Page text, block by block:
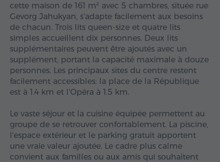
cette maison de 161 m² avec 5 chambres, située rue
Gevorg Jahukyan, s'adapte facilement aux besoins
de chacun. Trois lits queen-size et quatre lits
simples accueillent dix personnes. Deux lits
supplémentaires peuvent être ajoutés avec un
supplément, portant la capacité maximale à douze
personnes. Les principaux sites du centre restent
facilement accessibles: la place de la République
est à 1.4 km et l'Opéra à 1.5 km.
Le vaste séjour et la cuisine équipée permettent au
groupe de se retrouver confortablement. La piscine,
l'espace extérieur et le parking gratuit apportent
une vraie valeur ajoutée. Le cadre plus calme
convient aux familles ou aux amis qui souhaitent